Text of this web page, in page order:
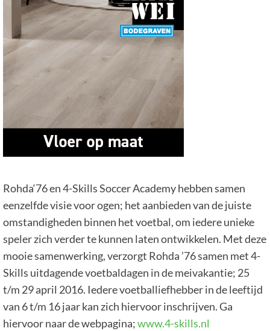
Rohda‘76 en 4-Skills Soccer Academy hebben samen
eenzelfde visie voor ogen; het aanbieden van de juiste
omstandigheden binnen het voetbal, om iedere unieke
speler zich verder te kunnen laten ontwikkelen. Met deze
mooie samenwerking, verzorgt Rohda ’76 samen met 4-
Skills uitdagende voetbaldagen in de meivakantie; 25
t/m 29 april 2016. Iedere voetballiefhebber in de leeftijd
van 6 t/m 16 jaar kan zich hiervoor inschrijven. Ga
hiervoor naar de webpagina;www.4-skills.nl